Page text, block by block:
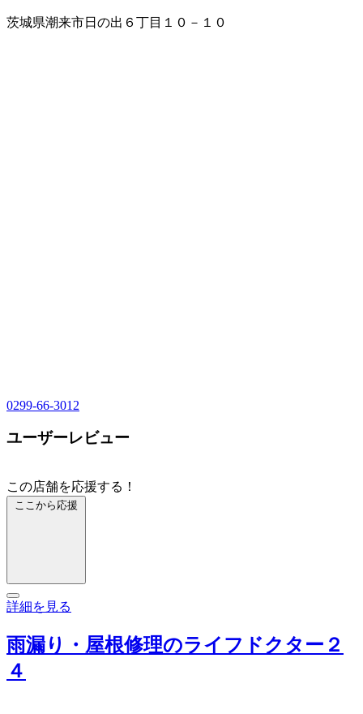
茨城県潮来市日の出６丁目１０－１０
0299-66-3012
ユーザーレビュー
この店舗を応援する！
ここから応援
詳細を見る
雨漏り・屋根修理のライフドクター２
４